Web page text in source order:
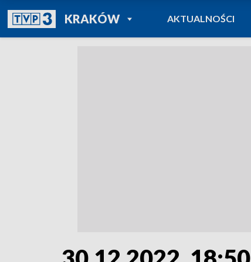
KRAKÓWPOWRÓT DO
TVP REGIONY
AKTUALNOŚCI